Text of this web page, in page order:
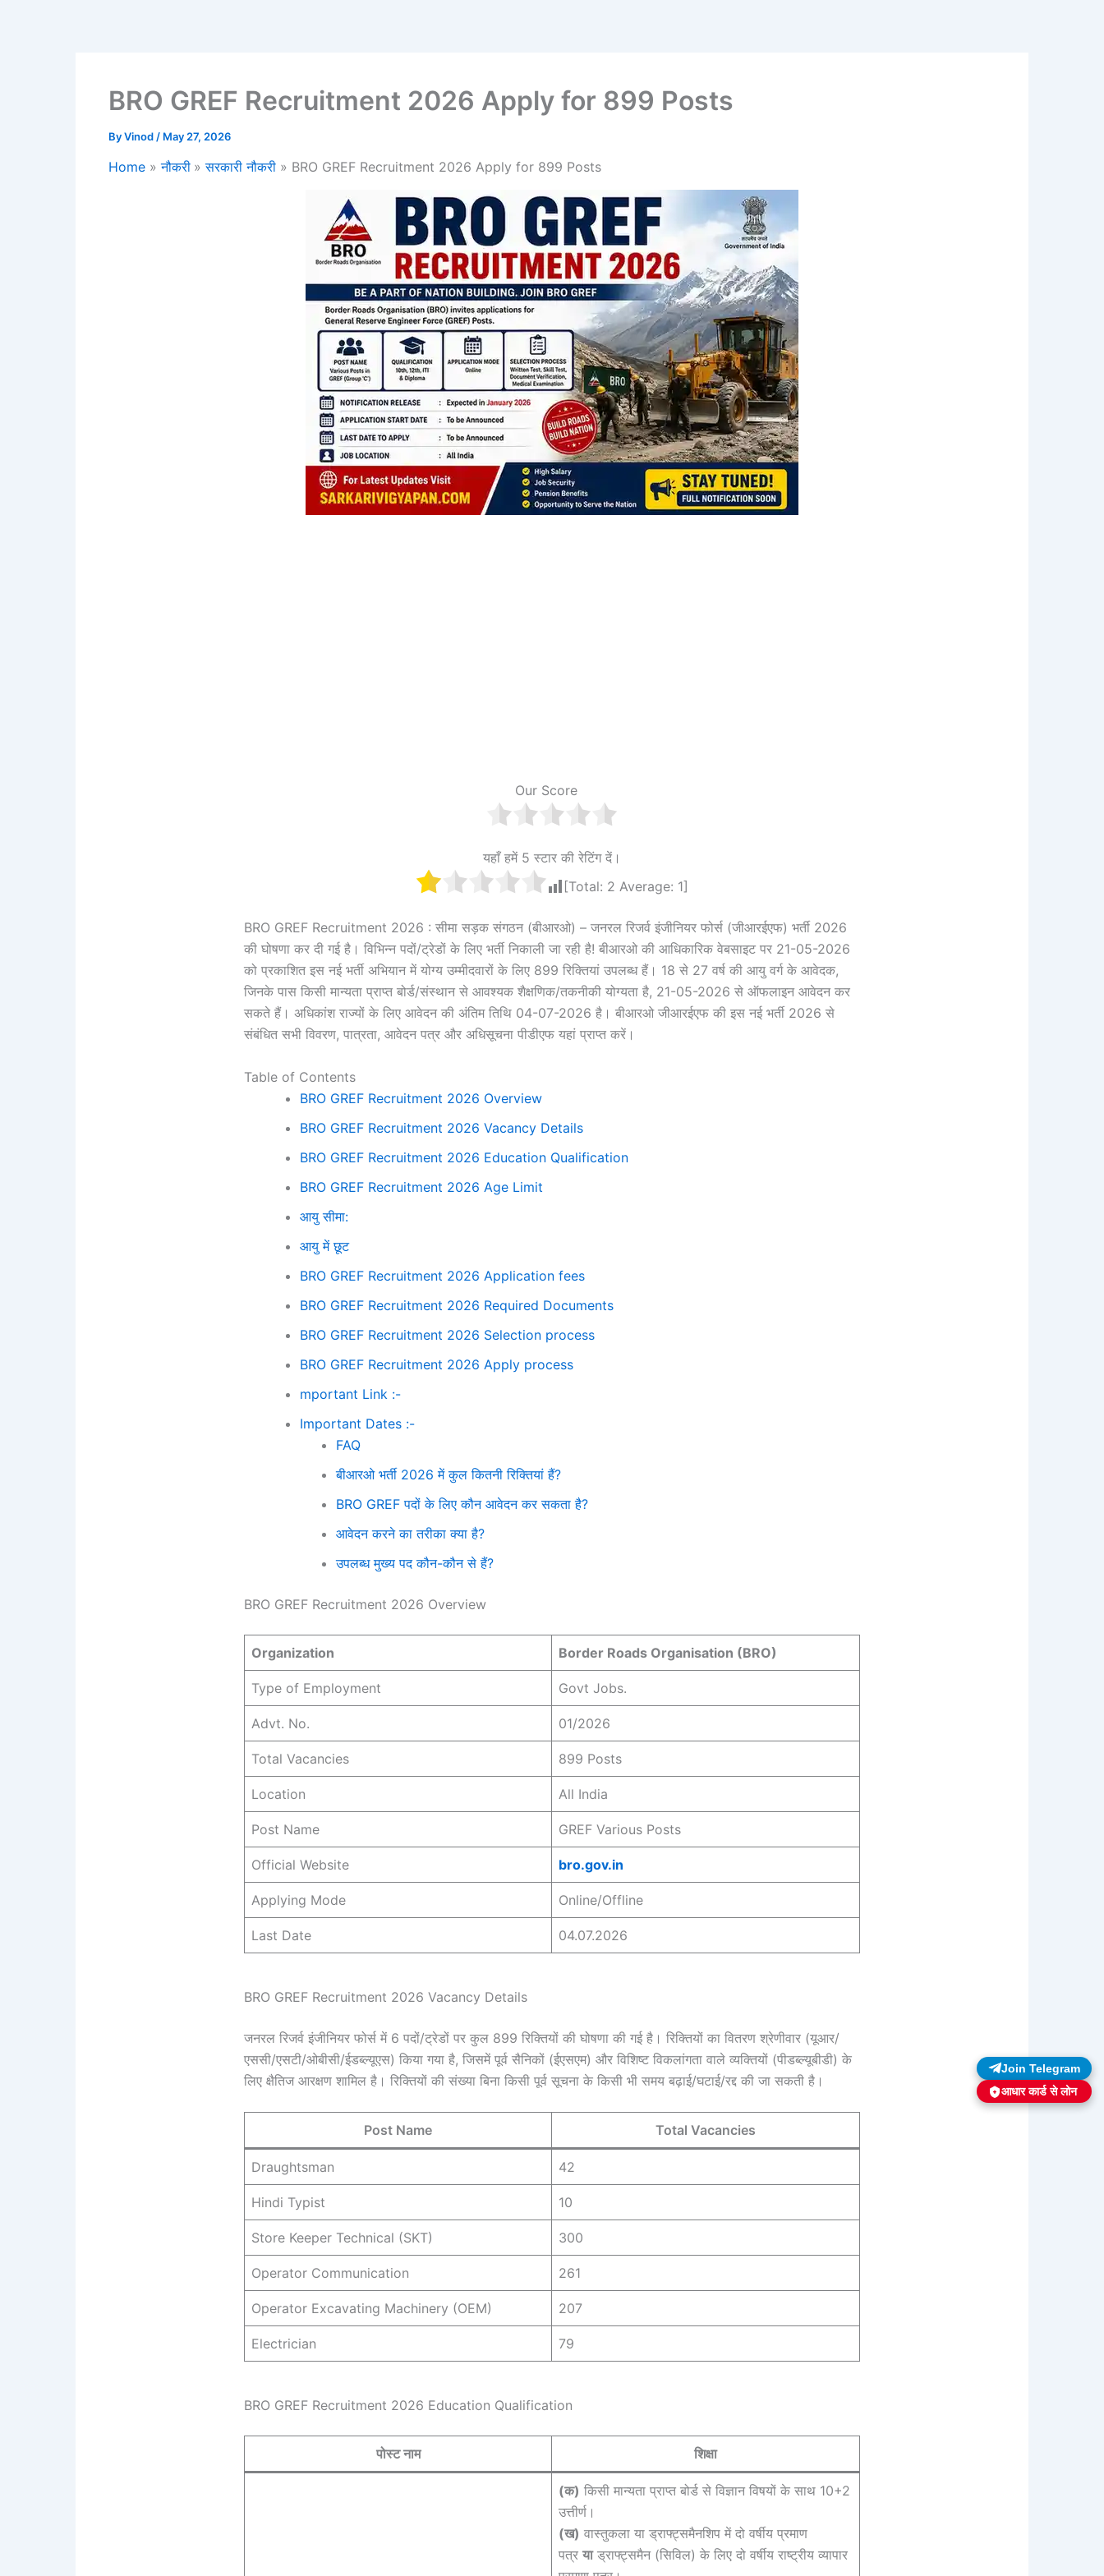
BRO GREF Recruitment 2026 Apply for 899 Posts
ByVinod / May 27, 2026
Home नौकरी सरकारी नौकरी BRO GREF Recruitment 2026 Apply for 899 Posts
Our Score
यहाँ हमें 5 स्टार की रेटिंग दें।
[Total: 2 Average: 1]
BRO GREF Recruitment 2026 : सीमा सड़क संगठन (बीआरओ) – जनरल रिजर्व इंजीनियर फोर्स (जीआरईएफ) भर्ती 2026
की घोषणा कर दी गई है। विभिन्न पदों/ट्रेडों के लिए भर्ती निकाली जा रही है! बीआरओ की आधिकारिक वेबसाइट पर 21-05-2026
को प्रकाशित इस नई भर्ती अभियान में योग्य उम्मीदवारों के लिए 899 रिक्तियां उपलब्ध हैं। 18 से 27 वर्ष की आयु वर्ग के आवेदक,
जिनके पास किसी मान्यता प्राप्त बोर्ड/संस्थान से आवश्यक शैक्षणिक/तकनीकी योग्यता है, 21-05-2026 से ऑफलाइन आवेदन कर
सकते हैं। अधिकांश राज्यों के लिए आवेदन की अंतिम तिथि 04-07-2026 है। बीआरओ जीआरईएफ की इस नई भर्ती 2026 से
संबंधित सभी विवरण, पात्रता, आवेदन पत्र और अधिसूचना पीडीएफ यहां प्राप्त करें।
Table of Contents
BRO GREF Recruitment 2026 Overview
BRO GREF Recruitment 2026 Vacancy Details
BRO GREF Recruitment 2026 Education Qualification
BRO GREF Recruitment 2026 Age Limit
आयु सीमा:
आयु में छूट
BRO GREF Recruitment 2026 Application fees
BRO GREF Recruitment 2026 Required Documents
BRO GREF Recruitment 2026 Selection process
BRO GREF Recruitment 2026 Apply process
mportant Link :-
Important Dates :-
FAQ
बीआरओ भर्ती 2026 में कुल कितनी रिक्तियां हैं?
BRO GREF पदों के लिए कौन आवेदन कर सकता है?
आवेदन करने का तरीका क्या है?
उपलब्ध मुख्य पद कौन-कौन से हैं?
BRO GREF Recruitment 2026 Overview
Organization Border Roads Organisation (BRO)
Type of Employment Govt Jobs.
Advt. No. 01/2026
Total Vacancies 899 Posts
Location All India
Post Name GREF Various Posts
Official Website bro.gov.in
Applying Mode Online/Offline
Last Date 04.07.2026
BRO GREF Recruitment 2026 Vacancy Details
जनरल रिजर्व इंजीनियर फोर्स में 6 पदों/ट्रेडों पर कुल 899 रिक्तियों की घोषणा की गई है। रिक्तियों का वितरण श्रेणीवार (यूआर/
एससी/एसटी/ओबीसी/ईडब्ल्यूएस) किया गया है, जिसमें पूर्व सैनिकों (ईएसएम) और विशिष्ट विकलांगता वाले व्यक्तियों (पीडब्ल्यूबीडी) के
लिए क्षैतिज आरक्षण शामिल है। रिक्तियों की संख्या बिना किसी पूर्व सूचना के किसी भी समय बढ़ाई/घटाई/रद्द की जा सकती है।
Post Name Total Vacancies
Draughtsman 42
Hindi Typist 10
Store Keeper Technical (SKT) 300
Operator Communication 261
Operator Excavating Machinery (OEM) 207
Electrician 79
BRO GREF Recruitment 2026 Education Qualification
पोस्ट नाम शिक्षा
(क) किसी मान्यता प्राप्त बोर्ड से विज्ञान विषयों के साथ 10+2
उत्तीर्ण।
(ख) वास्तुकला या ड्राफ्ट्समैनशिप में दो वर्षीय प्रमाण
पत्र याड्राफ्ट्समैन (सिविल) के लिए दो वर्षीय राष्ट्रीय व्यापार
Join Telegram
आधार कार्ड से लोन